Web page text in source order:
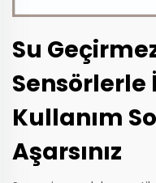
Su
Sensörlerle
Kullanım
Aşarsınız